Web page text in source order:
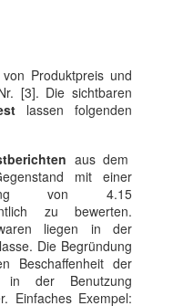
Produktpreis und
[3]. Die sichtbaren
lassen folgenden
aus dem
mit einer
von 4.15
zu bewerten.
liegen in der
Die Begründung
Beschaffenheit der
in der Benutzung
Einfaches Exempel: